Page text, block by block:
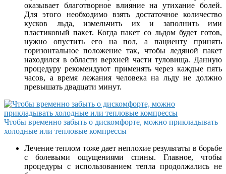
оказывает благотворное влияние на утихание болей.
Для этого необходимо взять достаточное количество
кусков льда, измельчить их и заполнить ими
пластиковый пакет. Когда пакет со льдом будет готов,
нужно опустить его на пол, а пациенту принять
горизонтальное положение так, чтобы ледяной пакет
находился в области верхней части туловища. Данную
процедуру рекомендуют применять через каждые пять
часов, а время лежания человека на льду не должно
превышать двадцати минут.
Чтобы временно забыть о дискомфорте, можно прикладывать
холодные или тепловые компрессы
Лечение теплом тоже дает неплохие результаты в борьбе
с болевыми ощущениями спины. Главное, чтобы
процедуры с использованием тепла продолжались не